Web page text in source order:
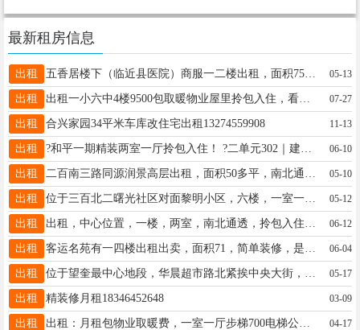
最新租房信息
出租 五香居楼下（临近县医院）商服一二楼出租，面积75平方，电话15774550015 05-13
出租 出租一小六中4楼9500包取暖物业屋里拎包入住，看房电话13349459721 07-27
出租 合兴家园34平米车库改住宅出租13274559908 11-13
出租 06-10
出租 05-10
出租 位于三百北二曙光社区对面黎明小区，六楼，一室一厅，南北通透，采光好，不山不顶，拎包入住，18745598558 05-12
出租 06-12
出租 06-04
出租 05-17
出租 精装修月租18346452648 03-09
出租 出租：月租包物业取暖费，一室一厅步梯700电梯公寓1200，两室一厅电梯1200一个月，电话☎️13349354756微信1739065075 04-17